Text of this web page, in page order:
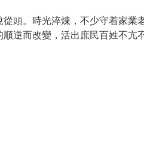
頭。時光淬煉，不少守着家業
逆而改變，活出庶民百姓不亢